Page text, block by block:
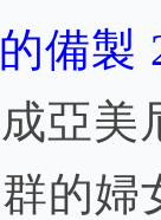
備製
亞
的